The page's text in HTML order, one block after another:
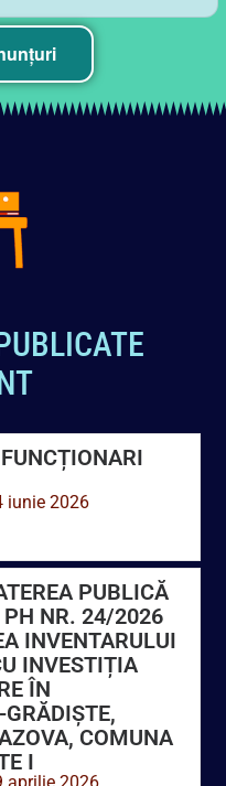
iunie 2026
PUBLICĂ
NR. 24/2026
INVENTARULUI
INVESTIȚIA
ÎN
COMUNA
I
aprilie 2026